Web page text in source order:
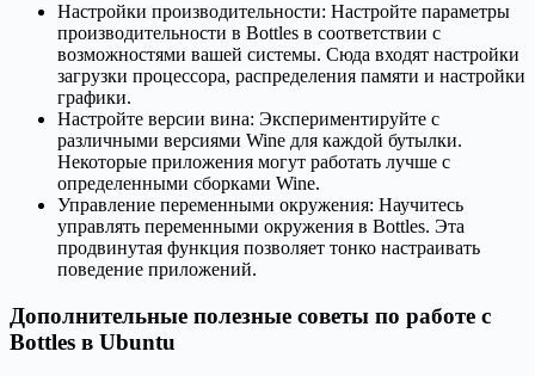
Настройки производительности: Настройте параметры
производительности в Bottles в соответствии с
возможностями вашей системы. Сюда входят настройки
загрузки процессора, распределения памяти и настройки
графики.
Настройте версии вина: Экспериментируйте с
различными версиями Wine для каждой бутылки.
Некоторые приложения могут работать лучше с
определенными сборками Wine.
Управление переменными окружения: Научитесь
управлять переменными окружения в Bottles. Эта
продвинутая функция позволяет тонко настраивать
поведение приложений.
Дополнительные полезные советы по работе с
Bottles в Ubuntu